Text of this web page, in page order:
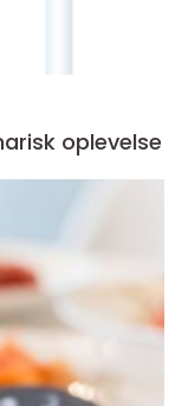
oplevelse